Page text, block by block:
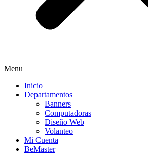
Menu
Inicio
Departamentos
Banners
Computadoras
Diseño Web
Volanteo
Mi Cuenta
BeMaster